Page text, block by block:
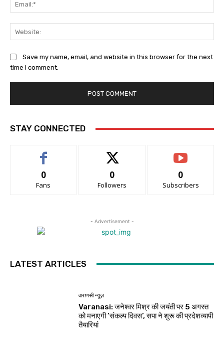
Save my name, email, and website in this browser for the next
time I comment.
STAY CONNECTED
0
Fans
0
Followers
0
Subscribers
- Advertisement -
LATEST ARTICLES
वाराणसी न्यूज़
Varanasi: जनेश्वर मिश्र की जयंती पर 5 अगस्त
को मनाएगी ‘संकल्प दिवस’, सपा ने शुरू की प्रदेशव्यापी
तैयारियां